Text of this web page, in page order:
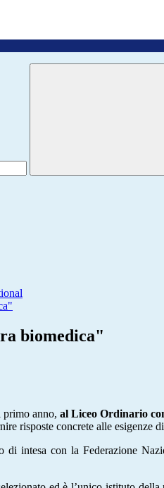
biomedica"
primo anno, al Liceo Ordinario
risposte concrete alle
intesa con la Federazione